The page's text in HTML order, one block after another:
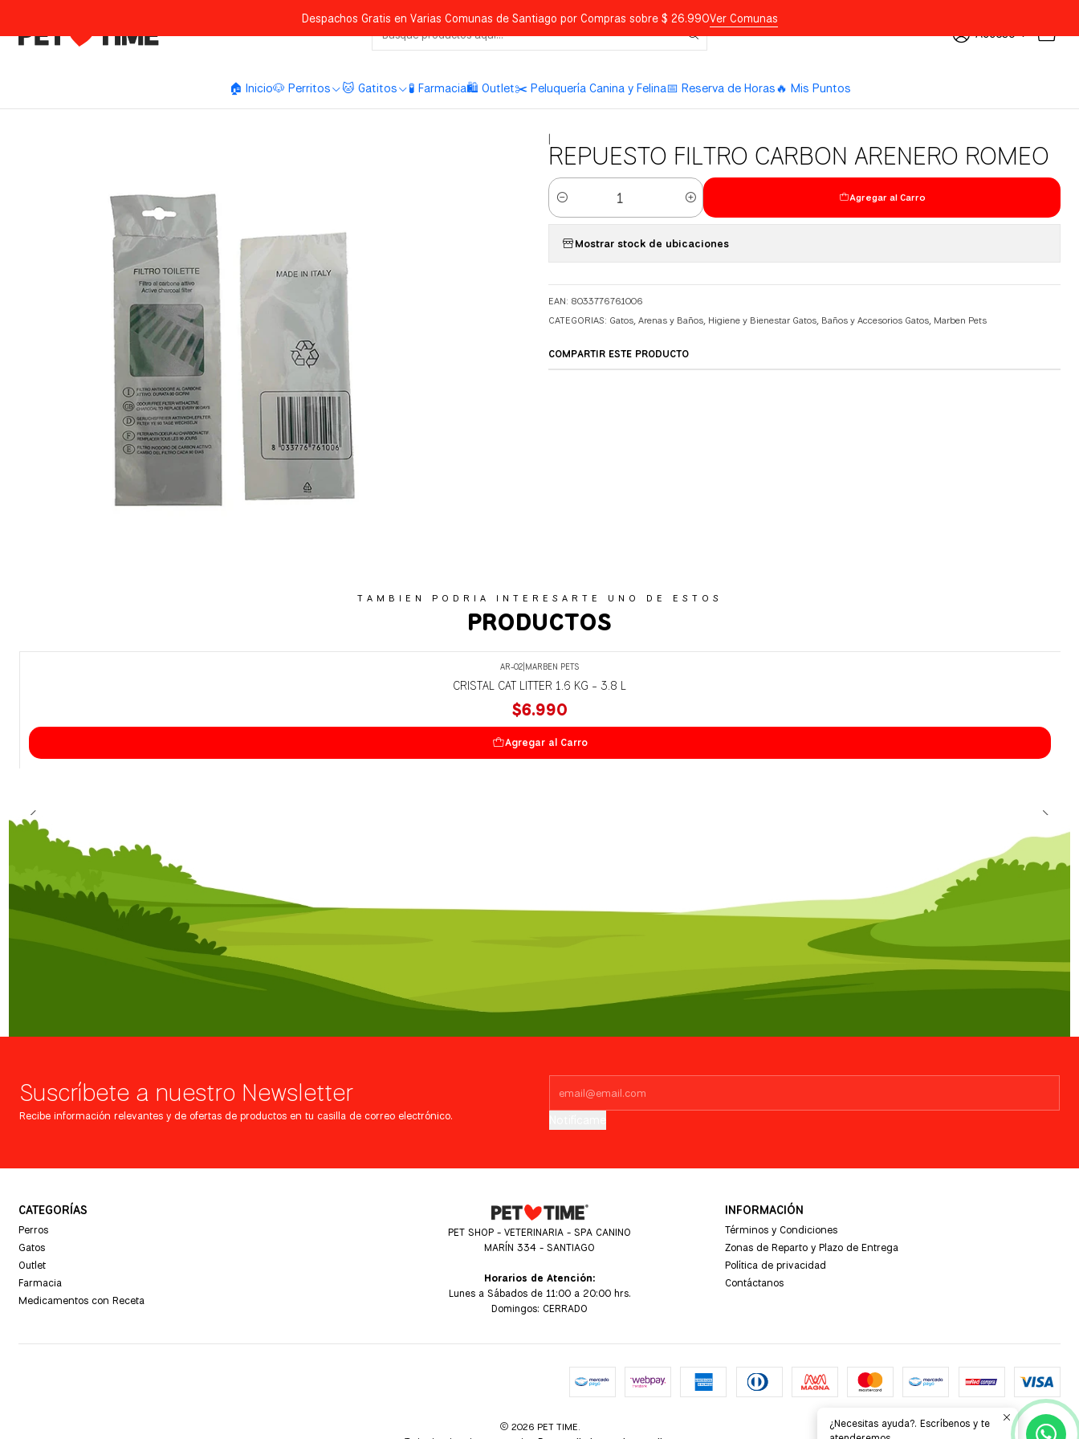
Acceso
🏠 Inicio🐶 Perritos 🐱 Gatitos 🧪 Farmacia🛍️ Outlet✂️ Peluquería Canina y Felina📅 Reserva de Horas🔥 Mis Puntos
Despachos Gratis en Varias Comunas de Santiago por Compras sobre $ 26.990Ver Comunas
REPUESTO FILTRO CARBON ARENERO ROMEO
Cantidad
Agregar al Carro
Mostrar stock de ubicaciones
EAN: 8033776761006
CATEGORIAS: Gatos,Arenas y Baños, Higiene y Bienestar Gatos, Baños y Accesorios Gatos, Marben Pets
COMPARTIR ESTE PRODUCTO
TAMBIEN PODRIA INTERESARTE UNO DE ESTOS
PRODUCTOS
AR-02|MARBEN PETS
CRISTAL CAT LITTER 1.6 KG - 3.8 L
$6.990
Agregar al Carro
Suscríbete a nuestro Newsletter
Recibe información relevantes y de ofertas de productos en tu casilla de correo electrónico.
CATEGORÍAS
Perros
Gatos
Outlet
Farmacia
Medicamentos con Receta
PET SHOP - VETERINARIA - SPA CANINO
MARÍN 334 - SANTIAGO
Horarios de Atención:
Lunes a Sábados de 11:00 a 20:00 hrs.
Domingos: CERRADO
INFORMACIÓN
Términos y Condiciones
Zonas de Reparto y Plazo de Entrega
Política de privacidad
Contáctanos
2026 PET TIME.
¿Necesitas ayuda?. Escríbenos y te